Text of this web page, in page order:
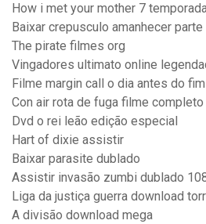
How i met your mother 7
Baixar crepusculo amanhecer
The pirate filmes org
Vingadores ultimato online
Filme margin call o dia antes do
Con air rota de fuga filme
Dvd o rei leão edição especial
Hart of dixie assistir
Baixar parasite dublado
Assistir invasão zumbi dublado
Liga da justiça guerra download
A divisão download mega